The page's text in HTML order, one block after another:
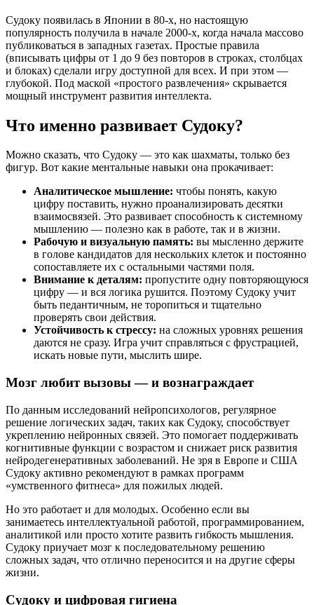
Судоку появилась в Японии в 80-х, но настоящую
популярность получила в начале 2000-х, когда начала массово
публиковаться в западных газетах. Простые правила
(вписывать цифры от 1 до 9 без повторов в строках, столбцах
и блоках) сделали игру доступной для всех. И при этом —
глубокой. Под маской «простого развлечения» скрывается
мощный инструмент развития интеллекта.
Что именно развивает Судоку?
Можно сказать, что Судоку — это как шахматы, только без
фигур. Вот какие ментальные навыки она прокачивает:
Аналитическое мышление: чтобы понять, какую
цифру поставить, нужно проанализировать десятки
взаимосвязей. Это развивает способность к системному
мышлению — полезно как в работе, так и в жизни.
Рабочую и визуальную память: вы мысленно держите
в голове кандидатов для нескольких клеток и постоянно
сопоставляете их с остальными частями поля.
Внимание к деталям: пропустите одну повторяющуюся
цифру — и вся логика рушится. Поэтому Судоку учит
быть педантичным, не торопиться и тщательно
проверять свои действия.
Устойчивость к стрессу: на сложных уровнях решения
даются не сразу. Игра учит справляться с фрустрацией,
искать новые пути, мыслить шире.
Мозг любит вызовы — и вознаграждает
По данным исследований нейропсихологов, регулярное
решение логических задач, таких как Судоку, способствует
укреплению нейронных связей. Это помогает поддерживать
когнитивные функции с возрастом и снижает риск развития
нейродегенеративных заболеваний. Не зря в Европе и США
Судоку активно рекомендуют в рамках программ
«умственного фитнеса» для пожилых людей.
Но это работает и для молодых. Особенно если вы
занимаетесь интеллектуальной работой, программированием,
аналитикой или просто хотите развить гибкость мышления.
Судоку приучает мозг к последовательному решению
сложных задач, что отлично переносится и на другие сферы
жизни.
Судоку и цифровая гигиена